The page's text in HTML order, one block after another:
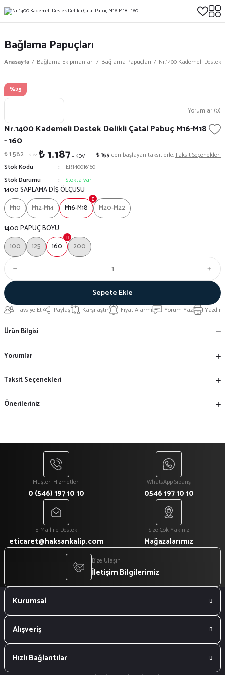
Bağlama Papuçları
Anasayfa Bağlama Ekipmanları Bağlama Papuçları Nr.1400 Kademeli Destek
%25
Yorumlar (0)
Nr.1400 Kademeli Destek Delikli Çatal Pabuç M16-M18
- 160
₺ 1.582+ KDV ₺ 1.187+ KDV ₺ 155 den başlayan taksitlerle!Taksit Seçenekleri
Stok Kodu
ER140016160
Stok Durumu
Stokta var
1400 SAPLAMA DİŞ ÖLÇÜSÜ
M10
M12-M14 M16-M18
M20-M22
1400 PAPUÇ BOYU
100
125 160 200
Sepete Ekle
Tavsiye Et Paylaş Karşılaştır Fiyat Alarmı Yorum Yaz Yazdır
Ürün Bilgisi
Yorumlar
Taksit Seçenekleri
Önerileriniz
Müşteri Hizmetleri
0 (546) 197 10 10
WhatsApp Sipariş
0546 197 10 10
E-Mail ile Destek
eticaret@haksankalip.com
Size Çok Yakınız
Mağazalarımız
Bize Ulaşın
İletişim Bilgilerimiz
Kurumsal
Alışveriş
Hızlı Bağlantılar